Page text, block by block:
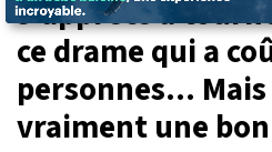
s'apprête à
ce drame qui a
personnes...
vraiment une